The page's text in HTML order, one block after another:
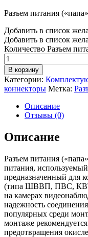
Разъем питания
Добавить в список
Добавить в список
Количество Разъем
В корзину
Категории:
коннекторы Метка:
Описание
Отзывы (0)
Описание
Разъем питания
питания,
предназначенный для
(типа ШВВП, ПВС,
на камерах
надежность
популярных среди
монтаже
предотвращения